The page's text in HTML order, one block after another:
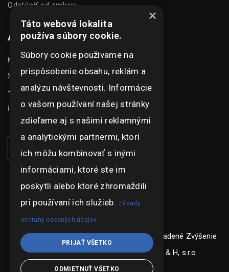
Odstúpiť od zmluvy
Adresa
Kasarenská 1504/51
Senica 905 01
+421 948 073 915
info@ghexpo.sk
Copyright © ghexpo 2026, všetky práva vyhradené Zvýšenie
konkurencieschopnosti spoločnosti G & H, s.r.o
×
Táto webová lokalita
používa súbory cookie.
Súbory cookie používame na
prispôsobenie obsahu, reklám a
analýzu návštevnosti. Informácie
o vašom používaní našej stránky
zdieľame aj s našimi reklamnými
a analytickými partnermi, ktorí
ich môžu kombinovať s inými
informáciami, ktoré ste im
poskytli alebo ktoré zhromaždili
pri používaní ich služieb. Zásady
ochrany osobných údajov
PRIJAŤ VŠETKO
ODMIETNUŤ VŠETKO